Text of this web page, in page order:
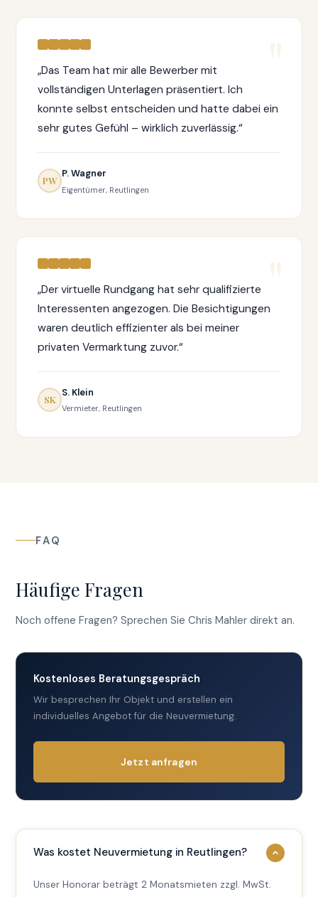
„Das Team hat mir alle Bewerber mit
vollständigen Unterlagen präsentiert. Ich
konnte selbst entscheiden und hatte dabei ein
sehr gutes Gefühl – wirklich zuverlässig.“
PW
P. Wagner
Eigentümer, Reutlingen
„Der virtuelle Rundgang hat sehr qualifizierte
Interessenten angezogen. Die Besichtigungen
waren deutlich effizienter als bei meiner
privaten Vermarktung zuvor.“
SK
S. Klein
Vermieter, Reutlingen
FAQ
Häufige Fragen
Noch offene Fragen? Sprechen Sie Chris Mahler direkt an.
Kostenloses Beratungsgespräch
Wir besprechen Ihr Objekt und erstellen ein
individuelles Angebot für die Neuvermietung.
Jetzt anfragen
Was kostet Neuvermietung in Reutlingen?
Unser Honorar beträgt 2 Monatsmieten zzgl. MwSt.